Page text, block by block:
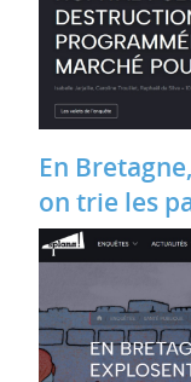
En
on trie les